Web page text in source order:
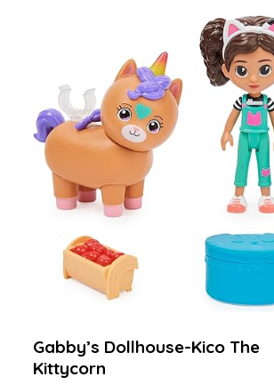
Gabby’s Dollhouse-Kico The
Kittycorn